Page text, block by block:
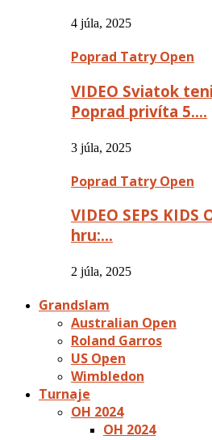
4 júla, 2025
Poprad Tatry Open
VIDEO Sviatok
Poprad privíta 5….
3 júla, 2025
Poprad Tatry Open
VIDEO SEPS KIDS
hru:…
2 júla, 2025
Grandslam
Australian Open
Roland Garros
US Open
Wimbledon
Turnaje
OH 2024
OH 2024